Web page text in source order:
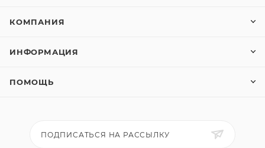
КОМПАНИЯ
ИНФОРМАЦИЯ
ПОМОЩЬ
ПОДПИСАТЬСЯ НА РАССЫЛКУ